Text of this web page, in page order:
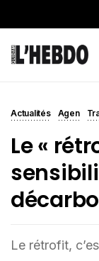
Actualités Agen
Le «
Le rétrofit,